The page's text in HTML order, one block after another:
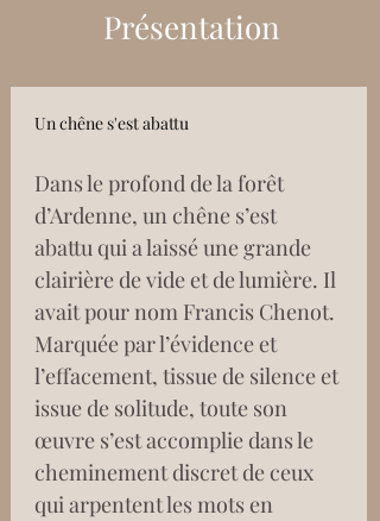
Présentation
Un chêne s'est abattu
Dans le profond de la forêt
d’Ardenne, un chêne s’est
abattu qui a laissé une grande
clairière de vide et de lumière. Il
avait pour nom Francis Chenot.
Marquée par l’évidence et
l’effacement, tissue de silence et
issue de solitude, toute son
œuvre s’est accomplie dans le
cheminement discret de ceux
qui arpentent les mots en